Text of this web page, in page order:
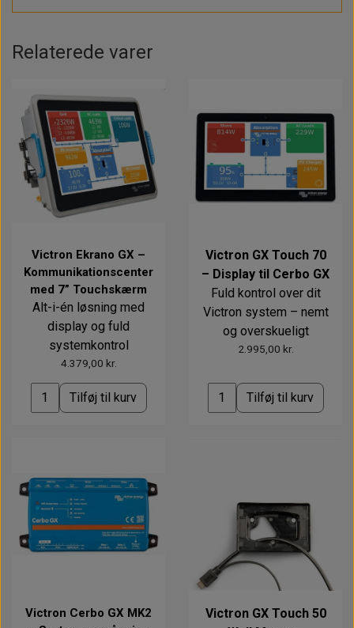
Relaterede varer
Victron Ekrano GX –
Kommunikationscenter
med 7” Touchskærm
Alt-i-én løsning med
display og fuld
systemkontrol
4.379,00 kr.
Tilføj til kurv
Victron GX Touch 70
– Display til Cerbo GX
Fuld kontrol over dit
Victron system – nemt
og overskueligt
2.995,00 kr.
Tilføj til kurv
Victron Cerbo GX MK2
Victron GX Touch 50